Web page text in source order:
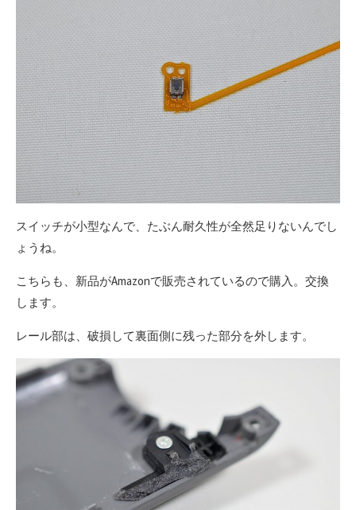
スイッチが小型なんで、たぶん耐久性が全然足りないんでし
ょうね。
こちらも、新品がAmazonで販売されているので購入。交換
します。
レール部は、破損して裏面側に残った部分を外します。